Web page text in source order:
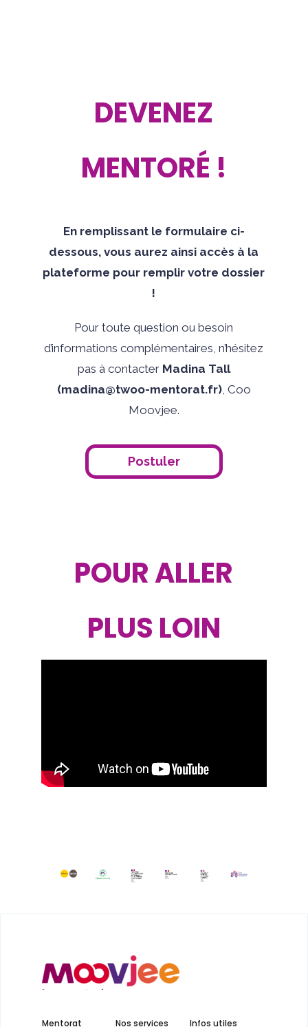
DEVENEZ
MENTORÉ !
En remplissant le formulaire ci-
dessous, vous aurez ainsi accès à la
plateforme pour remplir votre dossier
!
Pour toute question ou besoin
d’informations complémentaires, n’hésitez
pas à contacter Madina Tall
(madina@twoo-mentorat.fr), Coo
Moovjee.
Postuler
POUR ALLER
PLUS LOIN
Mentorat Nos services Infos utiles